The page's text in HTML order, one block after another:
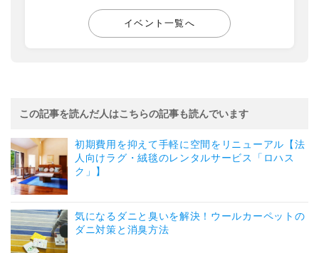
イベント一覧へ
この記事を読んだ人はこちらの記事も読んでいます
初期費用を抑えて手軽に空間をリニューアル【法
人向けラグ・絨毯のレンタルサービス「ロハス
ク」】
気になるダニと臭いを解決！ウールカーペットの
ダニ対策と消臭方法